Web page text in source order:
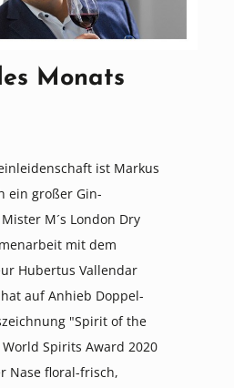
Monats
ist Markus
ein großer Gin-
M´s London Dry
mit dem
Hubertus Vallendar
auf Anhieb Doppel-
"Spirit of the
Spirits Award 2020
Nase floral-frisch,